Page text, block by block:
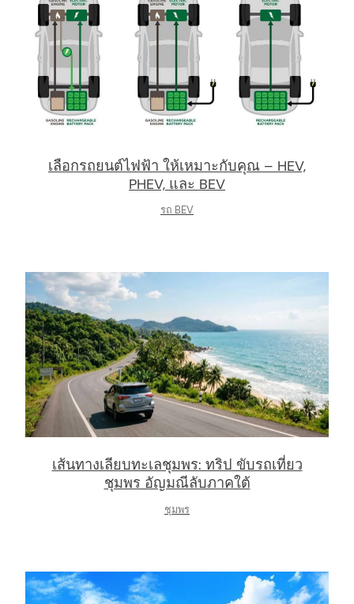
เลือกรถยนต์ไฟฟ้า ให้เหมาะกับคุณ – HEV,
PHEV, และ BEV
รถ BEV
เส้นทางเลียบทะเลชุมพร: ทริป ขับรถเที่ยว
ชุมพร อัญมณีลับภาคใต้
ชุมพร